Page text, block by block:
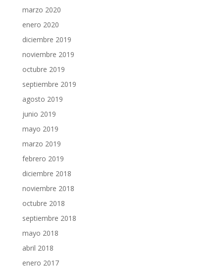
marzo 2020
enero 2020
diciembre 2019
noviembre 2019
octubre 2019
septiembre 2019
agosto 2019
junio 2019
mayo 2019
marzo 2019
febrero 2019
diciembre 2018
noviembre 2018
octubre 2018
septiembre 2018
mayo 2018
abril 2018
enero 2017